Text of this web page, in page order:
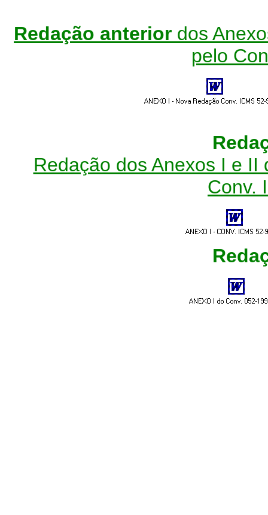
Redação anterior dos
pelo
Redação dos Anexos I e II
Conv.